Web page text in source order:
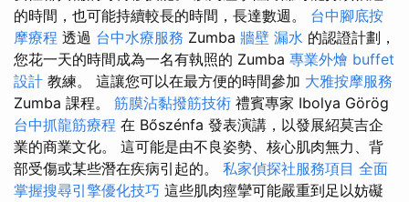
的時間，也可能持續較長的時間，長達數週。 台中腳底按
摩療程 透過 台中水療服務 Zumba 牆壁 漏水 的認證計劃，
您花一天的時間成為一名有執照的 Zumba 專業外燴 buffet
設計 教練。 這讓您可以在最方便的時間參加 大雅按摩服務
Zumba 課程。 筋膜沾黏撥筋技術 禮賓專家 Ibolya Görög
台中抓龍筋療程 在 Bőszénfa 發表演講，以發展紹莫吉企
業的商業文化。 這可能是由不良姿勢、核心肌肉無力、背
部受傷或某些潛在疾病引起的。 私家偵探社服務項目 全面
掌握搜尋引擎優化技巧 這些肌肉痙攣可能嚴重到足以妨礙